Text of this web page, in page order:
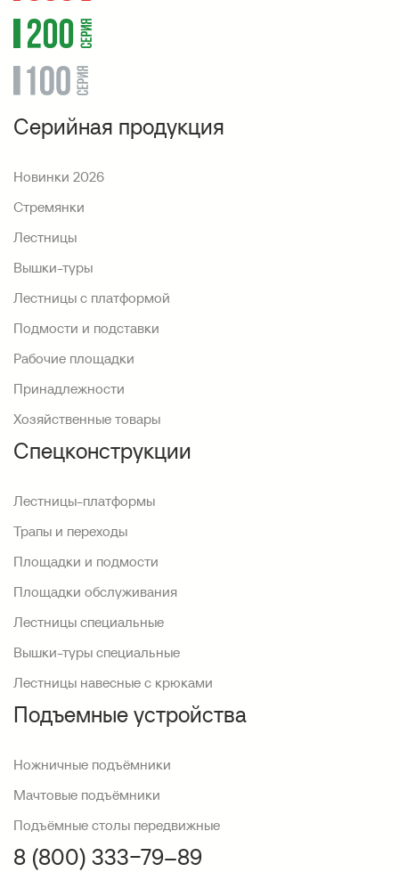
Серийная продукция
Новинки 2026
Стремянки
Лестницы
Вышки-туры
Лестницы с платформой
Подмости и подставки
Рабочие площадки
Принадлежности
Хозяйственные товары
Спецконструкции
Лестницы-платформы
Трапы и переходы
Площадки и подмости
Площадки обслуживания
Лестницы специальные
Вышки-туры специальные
Лестницы навесные с крюками
Подъемные устройства
Ножничные подъёмники
Мачтовые подъёмники
Подъёмные столы передвижные
8 (800) 333−79–89